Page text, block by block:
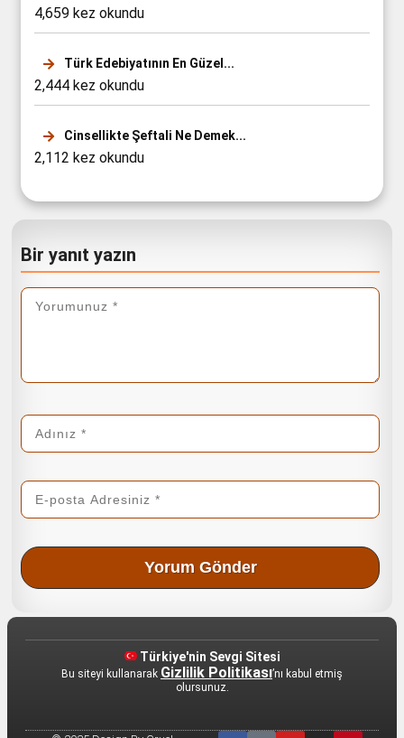
4,659 kez okundu
Türk Edebiyatının En Güzel...
2,444 kez okundu
Cinsellikte Şeftali Ne Demek...
2,112 kez okundu
Bir yanıt yazın
Türkiye'nin Sevgi Sitesi
Bu siteyi kullanarak Gizlilik Politikası’nı kabul etmiş
olursunuz.